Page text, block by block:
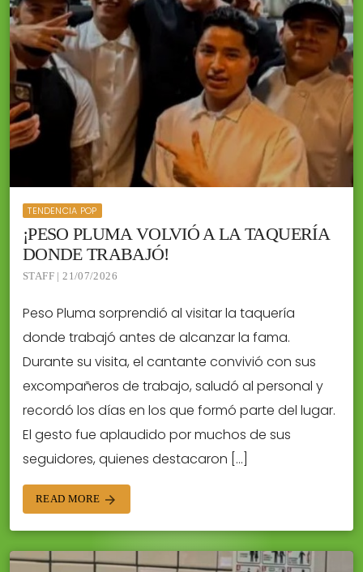
TENDENCIA POP
¡PESO PLUMA VOLVIÓ A LA TAQUERÍA
DONDE TRABAJÓ!
STAFF | 21/07/2026
Peso Pluma sorprendió al visitar la taquería
donde trabajó antes de alcanzar la fama.
Durante su visita, el cantante convivió con sus
excompañeros de trabajo, saludó al personal y
recordó los días en los que formó parte del lugar.
El gesto fue aplaudido por muchos de sus
seguidores, quienes destacaron […]
READ MORE arrow_forward